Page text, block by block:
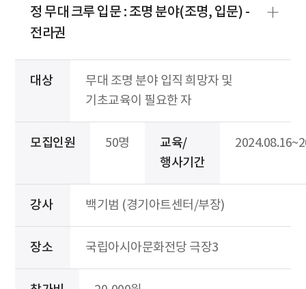
정 무대 크루 입문 : 조명 분야(조명, 입문) -
전라권
대상
무대 조명 분야 입직 희망자 및
기초교육이 필요한 자
모집인원 50명
교육/
행사기간
강사 백기범 (경기아트센터/부장)
장소 국립아시아문화전당 극장3